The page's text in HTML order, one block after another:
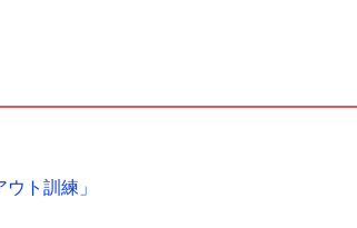
ト訓練」